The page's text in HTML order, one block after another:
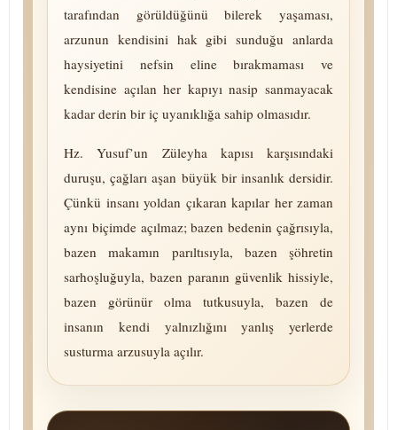
tarafından görüldüğünü bilerek yaşaması,
arzunun kendisini hak gibi sunduğu anlarda
haysiyetini nefsin eline bırakmaması ve
kendisine açılan her kapıyı nasip sanmayacak
kadar derin bir iç uyanıklığa sahip olmasıdır.
Hz. Yusuf’un Züleyha kapısı karşısındaki
duruşu, çağları aşan büyük bir insanlık dersidir.
Çünkü insanı yoldan çıkaran kapılar her zaman
aynı biçimde açılmaz; bazen bedenin çağrısıyla,
bazen makamın parıltısıyla, bazen şöhretin
sarhoşluğuyla, bazen paranın güvenlik hissiyle,
bazen gö­rü­nür olma tutkusuyla, bazen de
insanın kendi yalnızlığını yanlış yerlerde
susturma arzusuyla açılır.